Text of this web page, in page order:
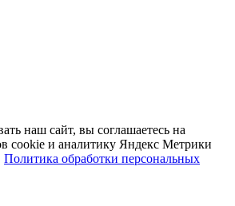
наш сайт, вы соглашаетесь на
сооkіе и аналитику Яндекс Метрики
Политика обработки персональных